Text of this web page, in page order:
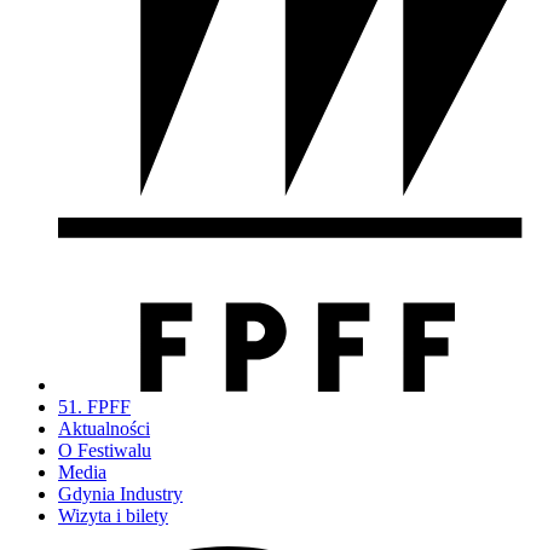
51. FPFF
Aktualności
O Festiwalu
Media
Gdynia Industry
Wizyta i bilety